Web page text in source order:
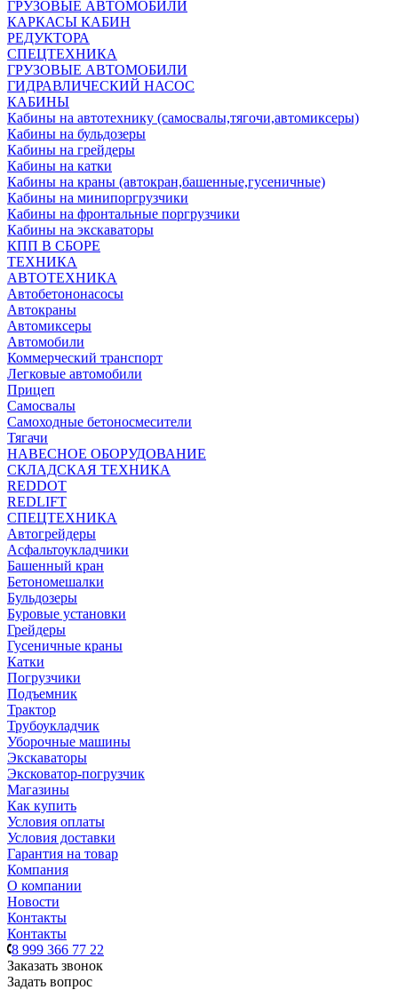
ГРУЗОВЫЕ АВТОМОБИЛИ
КАРКАСЫ КАБИН
РЕДУКТОРА
СПЕЦТЕХНИКА
ГРУЗОВЫЕ АВТОМОБИЛИ
ГИДРАВЛИЧЕСКИЙ НАСОС
КАБИНЫ
Кабины на автотехнику (самосвалы,тягочи,автомиксеры)
Кабины на бульдозеры
Кабины на грейдеры
Кабины на катки
Кабины на краны (автокран,башенные,гусеничные)
Кабины на минипоргрузчики
Кабины на фронтальные поргрузчики
Кабины на экскаваторы
КПП В СБОРЕ
ТЕХНИКА
АВТОТЕХНИКА
Автобетононасосы
Автокраны
Автомиксеры
Автомобили
Коммерческий транспорт
Легковые автомобили
Прицеп
Самосвалы
Самоходные бетоносмесители
Тягачи
НАВЕСНОЕ ОБОРУДОВАНИЕ
СКЛАДСКАЯ ТЕХНИКА
REDDOT
REDLIFT
СПЕЦТЕХНИКА
Автогрейдеры
Асфальтоукладчики
Башенный кран
Бетономешалки
Бульдозеры
Буровые установки
Грейдеры
Гусеничные краны
Катки
Погрузчики
Подъемник
Трактор
Трубоукладчик
Уборочные машины
Экскаваторы
Эксковатор-погрузчик
Магазины
Как купить
Условия оплаты
Условия доставки
Гарантия на товар
Компания
О компании
Новости
Контакты
Контакты
8 999 366 77 22
Заказать звонок
Задать вопрос